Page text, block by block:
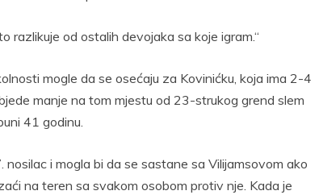
razlikuje od ostalih devojaka sa koje igram.“
mogle da se osećaju za Kovinićku, koja ima 2-4
manje na tom mjestu od 23-strukog grend slem
41 godinu.
nosilac i mogla bi da se sastane sa Vilijamsovom ako
na teren sa svakom osobom protiv nje. Kada je